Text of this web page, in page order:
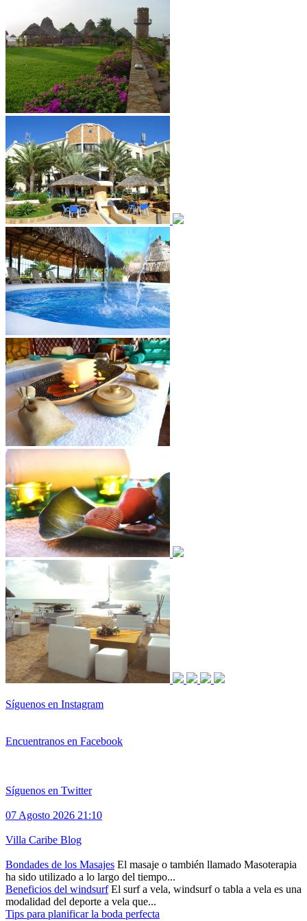
Síguenos en Instagram
Encuentranos en Facebook
Síguenos en Twitter
07 Agosto 2026 21:10
Villa Caribe Blog
Bondades de los Masajes El masaje o también llamado Masoterapia
ha sido utilizado a lo largo del tiempo...
Beneficios del windsurf El surf a vela, windsurf o tabla a vela es una
modalidad del deporte a vela que...
Tips para planificar la boda perfecta